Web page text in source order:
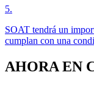
5.
SOAT tendrá un
cumplan con una
AHORA EN